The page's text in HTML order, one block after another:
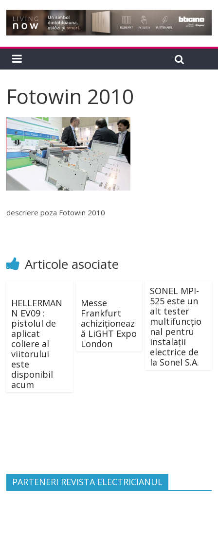
Fotowin 2010
descriere poza Fotowin 2010
Articole asociate
HELLERMAN
N EV09 :
pistolul de
aplicat
coliere al
viitorului
este
disponibil
acum
Messe
Frankfurt
achiziționeaz
ă LiGHT Expo
London
SONEL MPI-
525 este un
alt tester
multifuncţio
nal pentru
instalaţii
electrice de
la Sonel S.A.
PARTENERI REVISTA ELECTRICIANUL